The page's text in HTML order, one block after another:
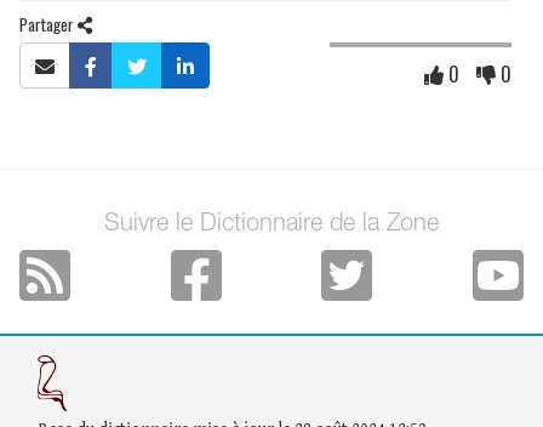
Partager
0 0
Suivre le Dictionnaire de la Zone